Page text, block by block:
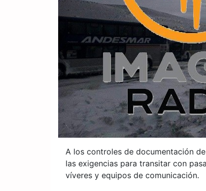
A los controles de documentación
las exigencias para transitar con
víveres y equipos de comunicación.